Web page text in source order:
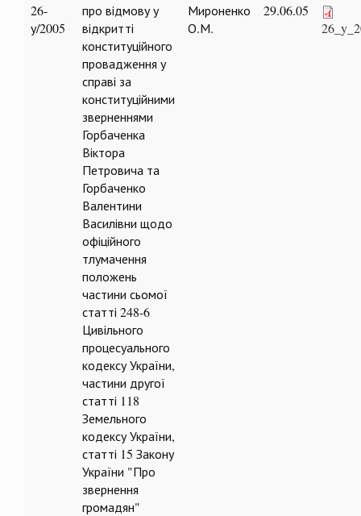
26-
у/2005
про відмову у
відкритті
конституційного
провадження у
справі за
конституційними
зверненнями
Горбаченка
Віктора
Петровича та
Горбаченко
Валентини
Василівни щодо
офіційного
тлумачення
положень
частини сьомої
статті 248-6
Цивільного
процесуального
кодексу України,
частини другої
статті 118
Земельного
кодексу України,
статті 15 Закону
України "Про
звернення
громадян"
Мироненко
О.М.
29.06.05